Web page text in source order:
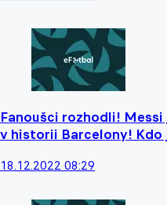
Fanoušci rozhodli!
v historii Barcelony! Kdo
18.12.2022 08:29